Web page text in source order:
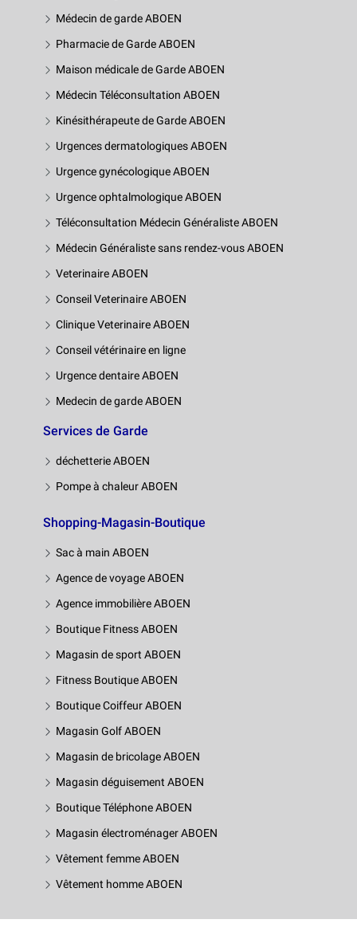
Médecin de garde ABOEN
Pharmacie de Garde ABOEN
Maison médicale de Garde ABOEN
Médecin Téléconsultation ABOEN
Kinésithérapeute de Garde ABOEN
Urgences dermatologiques ABOEN
Urgence gynécologique ABOEN
Urgence ophtalmologique ABOEN
Téléconsultation Médecin Généraliste ABOEN
Médecin Généraliste sans rendez-vous ABOEN
Veterinaire ABOEN
Conseil Veterinaire ABOEN
Clinique Veterinaire ABOEN
Conseil vétérinaire en ligne
Urgence dentaire ABOEN
Medecin de garde ABOEN
Services de Garde
déchetterie ABOEN
Pompe à chaleur ABOEN
Shopping-Magasin-Boutique
Sac à main ABOEN
Agence de voyage ABOEN
Agence immobilière ABOEN
Boutique Fitness ABOEN
Magasin de sport ABOEN
Fitness Boutique ABOEN
Boutique Coiffeur ABOEN
Magasin Golf ABOEN
Magasin de bricolage ABOEN
Magasin déguisement ABOEN
Boutique Téléphone ABOEN
Magasin électroménager ABOEN
Vêtement femme ABOEN
Vêtement homme ABOEN